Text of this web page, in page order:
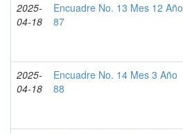
2025-
04-18
Encuadre No. 13 Mes 12 Año
87
2025-
04-18
Encuadre No. 14 Mes 3 Año
88